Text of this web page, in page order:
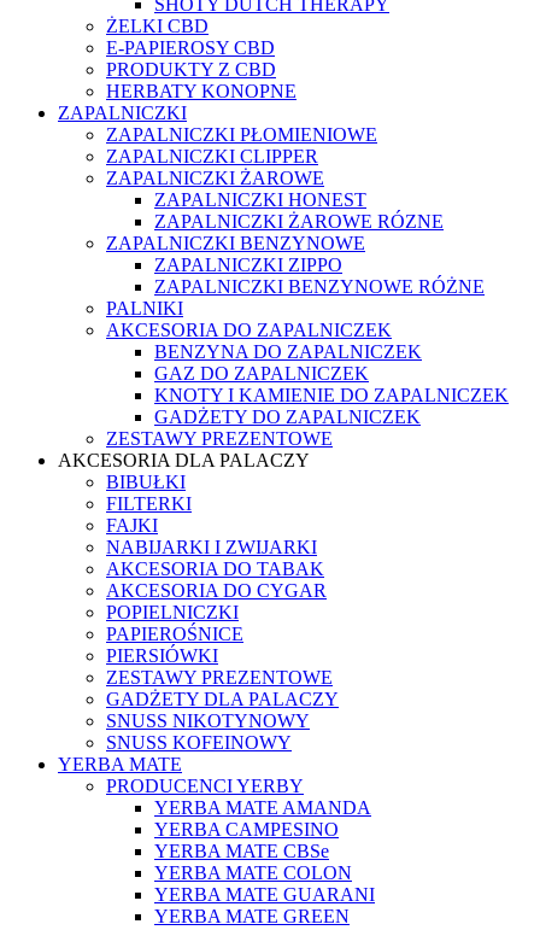
SHOTY DUTCH THERAPY
ŻELKI CBD
E-PAPIEROSY CBD
PRODUKTY Z CBD
HERBATY KONOPNE
ZAPALNICZKI
ZAPALNICZKI PŁOMIENIOWE
ZAPALNICZKI CLIPPER
ZAPALNICZKI ŻAROWE
ZAPALNICZKI HONEST
ZAPALNICZKI ŻAROWE RÓZNE
ZAPALNICZKI BENZYNOWE
ZAPALNICZKI ZIPPO
ZAPALNICZKI BENZYNOWE RÓŻNE
PALNIKI
AKCESORIA DO ZAPALNICZEK
BENZYNA DO ZAPALNICZEK
GAZ DO ZAPALNICZEK
KNOTY I KAMIENIE DO ZAPALNICZEK
GADŻETY DO ZAPALNICZEK
ZESTAWY PREZENTOWE
AKCESORIA DLA PALACZY
BIBUŁKI
FILTERKI
FAJKI
NABIJARKI I ZWIJARKI
AKCESORIA DO TABAK
AKCESORIA DO CYGAR
POPIELNICZKI
PAPIEROŚNICE
PIERSIÓWKI
ZESTAWY PREZENTOWE
GADŻETY DLA PALACZY
SNUSS NIKOTYNOWY
SNUSS KOFEINOWY
YERBA MATE
PRODUCENCI YERBY
YERBA MATE AMANDA
YERBA CAMPESINO
YERBA MATE CBSe
YERBA MATE COLON
YERBA MATE GUARANI
YERBA MATE GREEN